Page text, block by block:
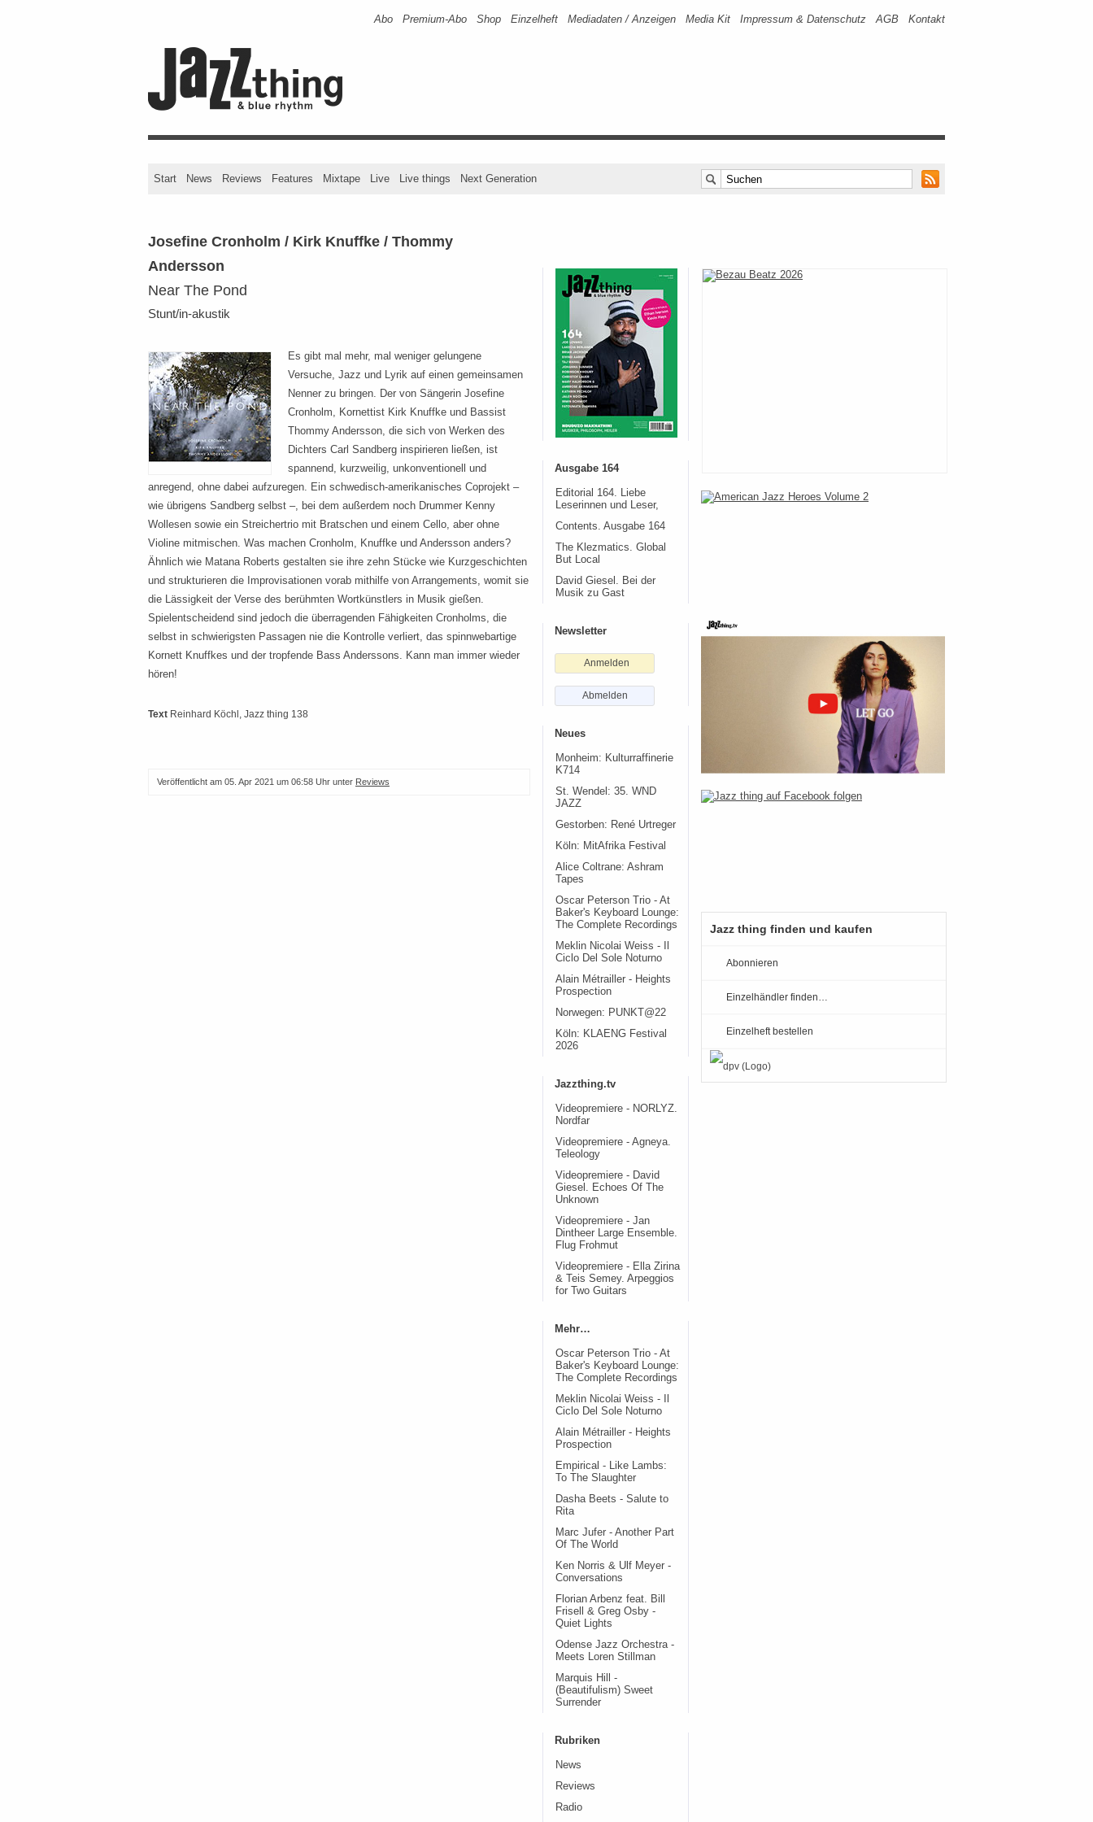
Abo Premium-Abo Shop Einzelheft Mediadaten / Anzeigen Media Kit Impressum & Datenschutz AGB Kontakt
Start News Reviews Features Mixtape Live Live things Next Generation
Josefine Cronholm / Kirk Knuffke / Thommy
Andersson
Near The Pond
Stunt/in-akustik
Es gibt mal mehr, mal weniger gelungene
Versuche, Jazz und Lyrik auf einen gemeinsamen
Nenner zu bringen. Der von Sängerin Josefine
Cronholm, Kornettist Kirk Knuffke und Bassist
Thommy Andersson, die sich von Werken des
Dichters Carl Sandberg inspirieren ließen, ist
spannend, kurzweilig, unkonventionell und
anregend, ohne dabei aufzuregen. Ein schwedisch-amerikanisches Coprojekt –
wie übrigens Sandberg selbst –, bei dem außerdem noch Drummer Kenny
Wollesen sowie ein Streichertrio mit Bratschen und einem Cello, aber ohne
Violine mitmischen. Was machen Cronholm, Knuffke und Andersson anders?
Ähnlich wie Matana Roberts gestalten sie ihre zehn Stücke wie Kurzgeschichten
und strukturieren die Improvisationen vorab mithilfe von Arrangements, womit sie
die Lässigkeit der Verse des berühmten Wortkünstlers in Musik gießen.
Spielentscheidend sind jedoch die überragenden Fähigkeiten Cronholms, die
selbst in schwierigsten Passagen nie die Kontrolle verliert, das spinnwebartige
Kornett Knuffkes und der tropfende Bass Anderssons. Kann man immer wieder
hören!
Text Reinhard Köchl , Jazz thing 138
Veröffentlicht am 05. Apr 2021 um 06:58 Uhr unter Reviews
Ausgabe 164
Editorial 164. Liebe
Leserinnen und Leser,
Contents. Ausgabe 164
The Klezmatics. Global
But Local
David Giesel. Bei der
Musik zu Gast
Newsletter
Anmelden
Abmelden
Neues
Monheim: Kulturraffinerie
K714
St. Wendel: 35. WND
JAZZ
Gestorben: René Urtreger
Köln: MitAfrika Festival
Alice Coltrane: Ashram
Tapes
Oscar Peterson Trio - At
Baker's Keyboard Lounge:
The Complete Recordings
Meklin Nicolai Weiss - Il
Ciclo Del Sole Noturno
Alain Métrailler - Heights
Prospection
Norwegen: PUNKT@22
Köln: KLAENG Festival
2026
Jazzthing.tv
Videopremiere - NORLYZ.
Nordfar
Videopremiere - Agneya.
Teleology
Videopremiere - David
Giesel. Echoes Of The
Unknown
Videopremiere - Jan
Dintheer Large Ensemble.
Flug Frohmut
Videopremiere - Ella Zirina
& Teis Semey. Arpeggios
for Two Guitars
Mehr…
Oscar Peterson Trio - At
Baker's Keyboard Lounge:
The Complete Recordings
Meklin Nicolai Weiss - Il
Ciclo Del Sole Noturno
Alain Métrailler - Heights
Prospection
Empirical - Like Lambs:
To The Slaughter
Dasha Beets - Salute to
Rita
Marc Jufer - Another Part
Of The World
Ken Norris & Ulf Meyer -
Conversations
Florian Arbenz feat. Bill
Frisell & Greg Osby -
Quiet Lights
Odense Jazz Orchestra -
Meets Loren Stillman
Marquis Hill -
(Beautifulism) Sweet
Surrender
Rubriken
News
Reviews
Radio
Jazz thing finden und kaufen
Abonnieren
Einzelhändler finden…
Einzelheft bestellen